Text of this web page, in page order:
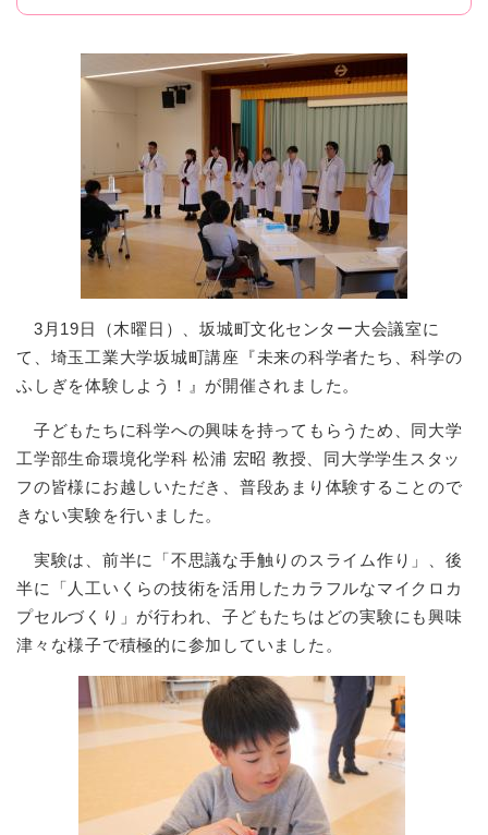
3月19日（木曜日）、坂城町文化センター大会議室に
て、埼玉工業大学坂城町講座『未来の科学者たち、科学の
ふしぎを体験しよう！』が開催されました。
子どもたちに科学への興味を持ってもらうため、同大学
工学部生命環境化学科 松浦 宏昭 教授、同大学学生スタッ
フの皆様にお越しいただき、普段あまり体験することので
きない実験を行いました。
実験は、前半に「不思議な手触りのスライム作り」、後
半に「人工いくらの技術を活用したカラフルなマイクロカ
プセルづくり」が行われ、子どもたちはどの実験にも興味
津々な様子で積極的に参加していました。